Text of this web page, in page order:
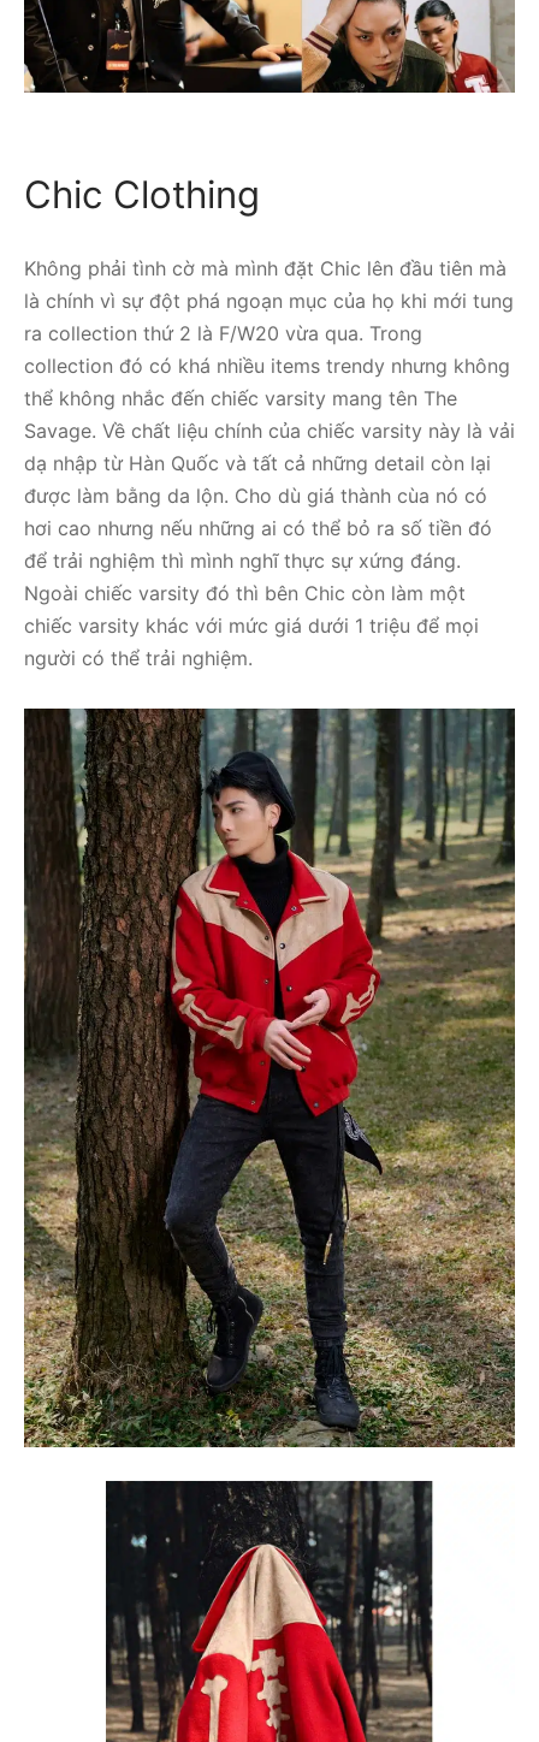
Chic Clothing
Không phải tình cờ mà mình đặt Chic lên đầu tiên mà
là chính vì sự đột phá ngoạn mục của họ khi mới tung
ra collection thứ 2 là F/W20 vừa qua. Trong
collection đó có khá nhiều items trendy nhưng không
thể không nhắc đến chiếc varsity mang tên The
Savage. Về chất liệu chính của chiếc varsity này là vải
dạ nhập từ Hàn Quốc và tất cả những detail còn lại
được làm bằng da lộn. Cho dù giá thành cùa nó có
hơi cao nhưng nếu những ai có thể bỏ ra số tiền đó
để trải nghiệm thì mình nghĩ thực sự xứng đáng.
Ngoài chiếc varsity đó thì bên Chic còn làm một
chiếc varsity khác với mức giá dưới 1 triệu để mọi
người có thể trải nghiệm.